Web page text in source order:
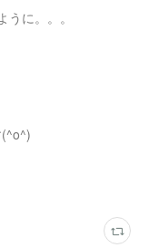
に。。。